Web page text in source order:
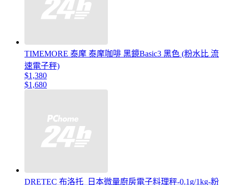
TIMEMORE 泰摩 泰摩咖啡 黑鏡Basic3 黑色 (粉水比 流
速電子秤)
$1,380
$1,680
DRETEC 布洛托_日本微量廚房電子料理秤-0.1g/1kg-粉